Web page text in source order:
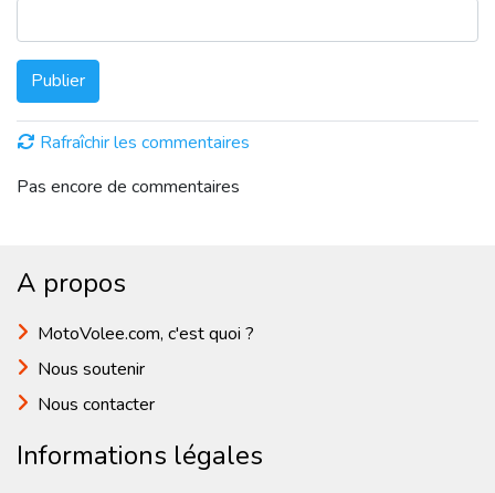
Publier
Rafraîchir les commentaires
Pas encore de commentaires
A propos
MotoVolee.com, c'est quoi ?
Nous soutenir
Nous contacter
Informations légales